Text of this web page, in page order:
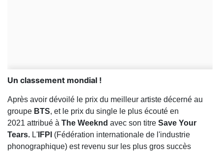
Un classement mondial !
Après avoir dévoilé le prix du meilleur artiste décerné au
groupe BTS, et le prix du single le plus écouté en
2021 attribué à The Weeknd avec son titre Save Your
Tears. L' IFPI (Fédération internationale de l'industrie
phonographique) est revenu sur les plus gros succès